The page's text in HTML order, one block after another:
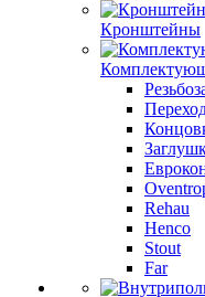
Кронштейны
Rehau
Henco
Stout
Far